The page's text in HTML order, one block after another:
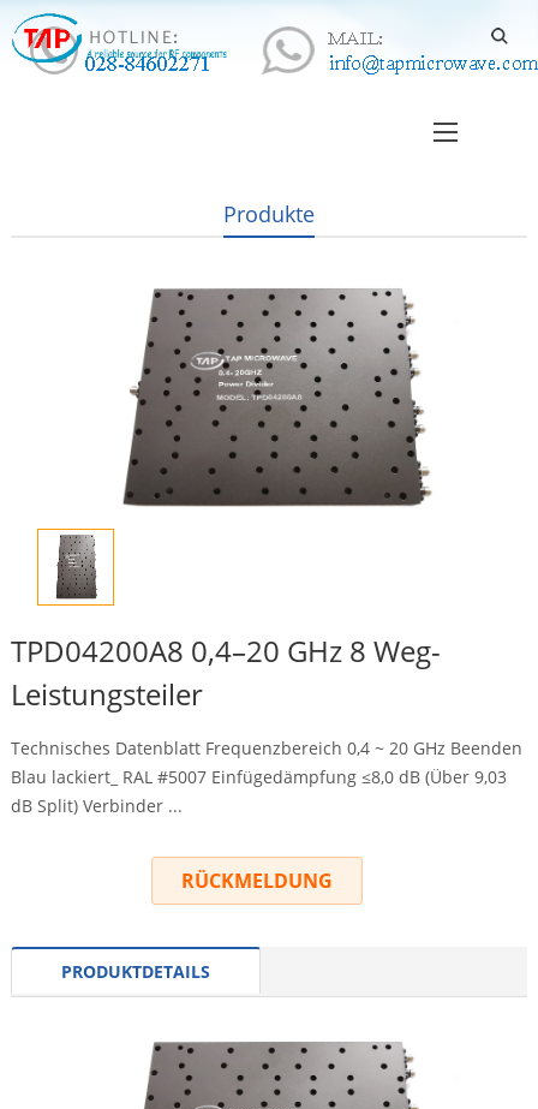
Produkte
TPD04200A8 0,4–20 GHz 8 Weg-
Leistungsteiler
Technisches Datenblatt Frequenzbereich 0,4 ~ 20 GHz Beenden
Blau lackiert_ RAL #5007 Einfügedämpfung ≤8,0 dB (Über 9,03
dB Split) Verbinder ...
RÜCKMELDUNG
PRODUKTDETAILS